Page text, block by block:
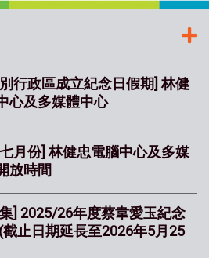
行政區成立紀念日假期] 林健
心及多媒體中心
月份] 林健忠電腦中心及多媒
放時間
] 2025/26年度蔡韋愛玉紀念
截止日期延長至2026年5月25